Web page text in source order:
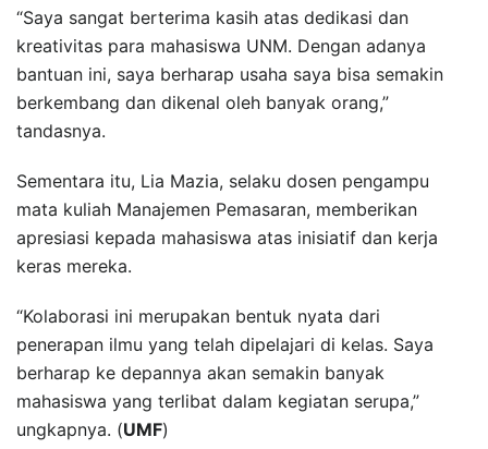
“Saya sangat berterima kasih atas dedikasi dan
kreativitas para mahasiswa UNM. Dengan adanya
bantuan ini, saya berharap usaha saya bisa semakin
berkembang dan dikenal oleh banyak orang,”
tandasnya.
Sementara itu, Lia Mazia, selaku dosen pengampu
mata kuliah Manajemen Pemasaran, memberikan
apresiasi kepada mahasiswa atas inisiatif dan kerja
keras mereka.
“Kolaborasi ini merupakan bentuk nyata dari
penerapan ilmu yang telah dipelajari di kelas. Saya
berharap ke depannya akan semakin banyak
mahasiswa yang terlibat dalam kegiatan serupa,”
ungkapnya. (UMF)